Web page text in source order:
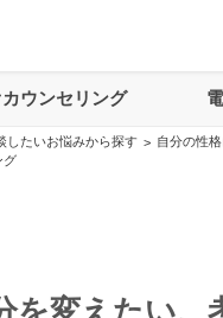
カウンセリング
したいお悩みから探す > 自分の性
グ
を変えたい